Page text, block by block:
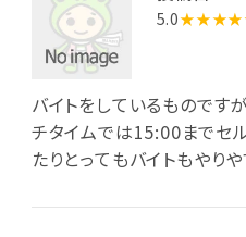
5.0
バイトをしているものです
チタイムでは15:00までセ
たりとってもバイトもやり